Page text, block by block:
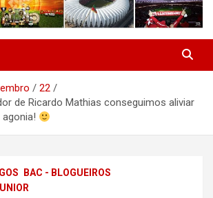
22
de Ricardo Mathias conseguimos aliviar
BAC - BLOGUEIROS